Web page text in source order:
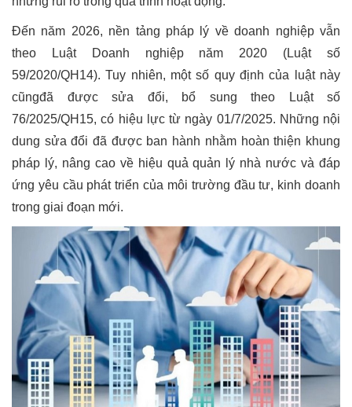
Đến năm 2026, nền tảng pháp lý về doanh nghiệp vẫn
theo Luật Doanh nghiệp năm 2020 (Luật số
59/2020/QH14). Tuy nhiên, một số quy định của luật này
cũngđã được sửa đổi, bổ sung theo Luật số
76/2025/QH15, có hiệu lực từ ngày 01/7/2025. Những nội
dung sửa đổi đã được ban hành nhằm hoàn thiện khung
pháp lý, nâng cao về hiệu quả quản lý nhà nước và đáp
ứng yêu cầu phát triển của môi trường đầu tư, kinh doanh
trong giai đoạn mới.